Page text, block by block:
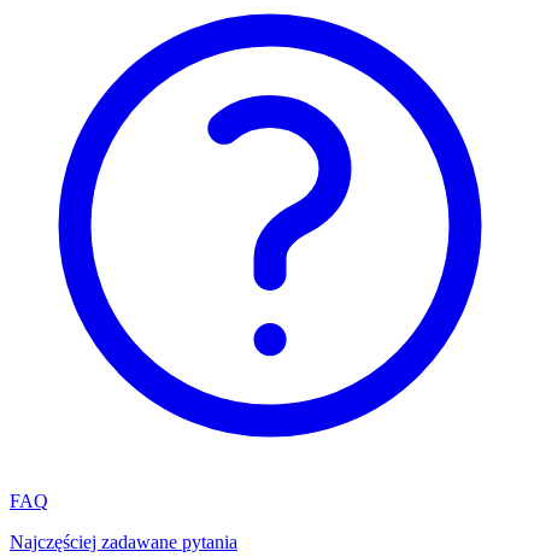
FAQ
Najczęściej zadawane pytania